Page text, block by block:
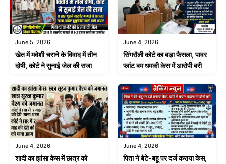
June 5, 2026
खेत में मवेशी चराने के विवाद में तीन
दोषी, कोर्ट ने सुनाई जेल की सजा
June 4, 2026
सिंगरौली कोर्ट का बड़ा फैसला, पावर
प्लांट बम धमकी केस में आरोपी बरी
June 4, 2026
शादी का झांसा केस में छात्र को
June 4, 2026
पिता ने बेटे-बहू पर दर्ज कराया केस,